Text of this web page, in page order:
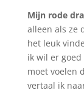
Mijn rode
alleen als ze
het leuk
ik wil er
moet voelen
vertaal ik